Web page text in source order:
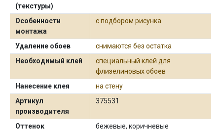
(текстуры)
Особенности
монтажа
с подбором рисунка
Удаление обоев
снимаются без остатка
Необходимый клей
специальный клей для
флизелиновых обоев
Нанесение клея
на стену
Артикул
производителя
375531
Оттенок бежевые, коричневые